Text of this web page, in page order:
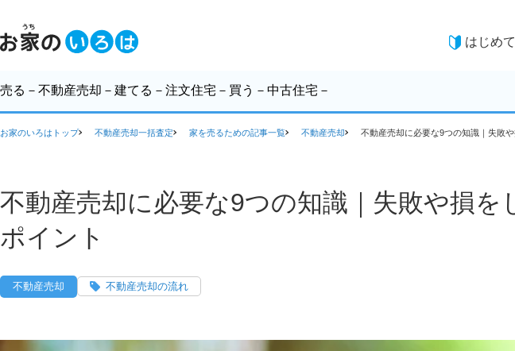
はじめ
売る －不動産売却－ 建てる －注文住宅－ 買う －中古住宅－
お家のいろはトップ 不動産売却一括査定 家を売るための記事一覧 不動産売却 不動産売却に必要な9つの知識｜失敗
不動産売却に必要な9つの知識｜失敗や損を
ポイント
不動産売却 不動産売却の流れ